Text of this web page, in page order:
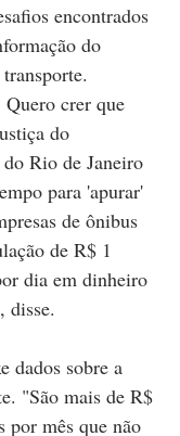
encontrados
do
crer que
do
Rio de Janeiro
para 'apurar'
de ônibus
de R$ 1
dia em dinheiro
disse.
dados sobre a
"São mais de R$
por mês que não